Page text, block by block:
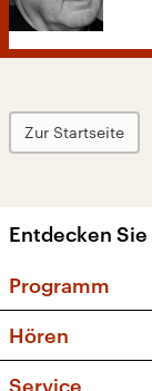
Zur Startseite
Entdecken
Programm
Hören
Service